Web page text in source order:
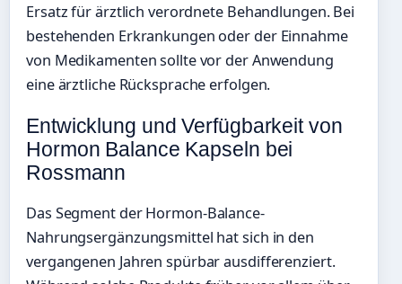
Ersatz für ärztlich verordnete Behandlungen. Bei
bestehenden Erkrankungen oder der Einnahme
von Medikamenten sollte vor der Anwendung
eine ärztliche Rücksprache erfolgen.
Entwicklung und Verfügbarkeit von
Hormon Balance Kapseln bei
Rossmann
Das Segment der Hormon-Balance-
Nahrungsergänzungsmittel hat sich in den
vergangenen Jahren spürbar ausdifferenziert.